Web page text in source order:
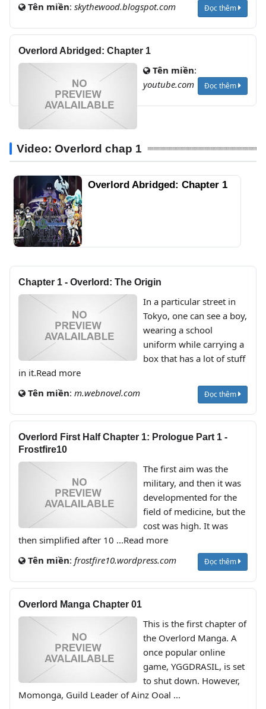
Tên miền: skythewood.blogspot.com Đọc thêm
Overlord Abridged: Chapter 1
Tên miền:
youtube.com
Đọc thêm
Video: Overlord chap 1
Overlord Chapter 1 การเผชิญ
Chapter 1 - Overlord: The Origin
In a particular street in
Tokyo, one can see a boy,
wearing a school
uniform while carrying a
box that has a lot of stuff
in it.Read more
Tên miền: m.webnovel.com Đọc thêm
Overlord First Half Chapter 1: Prologue Part 1 -
Frostfire10
The first aim was the
military, and then it was
developmented for the
field of medicine, but the
cost was high. It was
then simplified after 10 ...Read more
Tên miền: frostfire10.wordpress.com Đọc thêm
Overlord Manga Chapter 01
This is the first chapter of
the Overlord Manga. A
once popular online
game, YGGDRASIL, is set
to shut down. However,
Momonga, Guild Leader of Ainz Ooal ...